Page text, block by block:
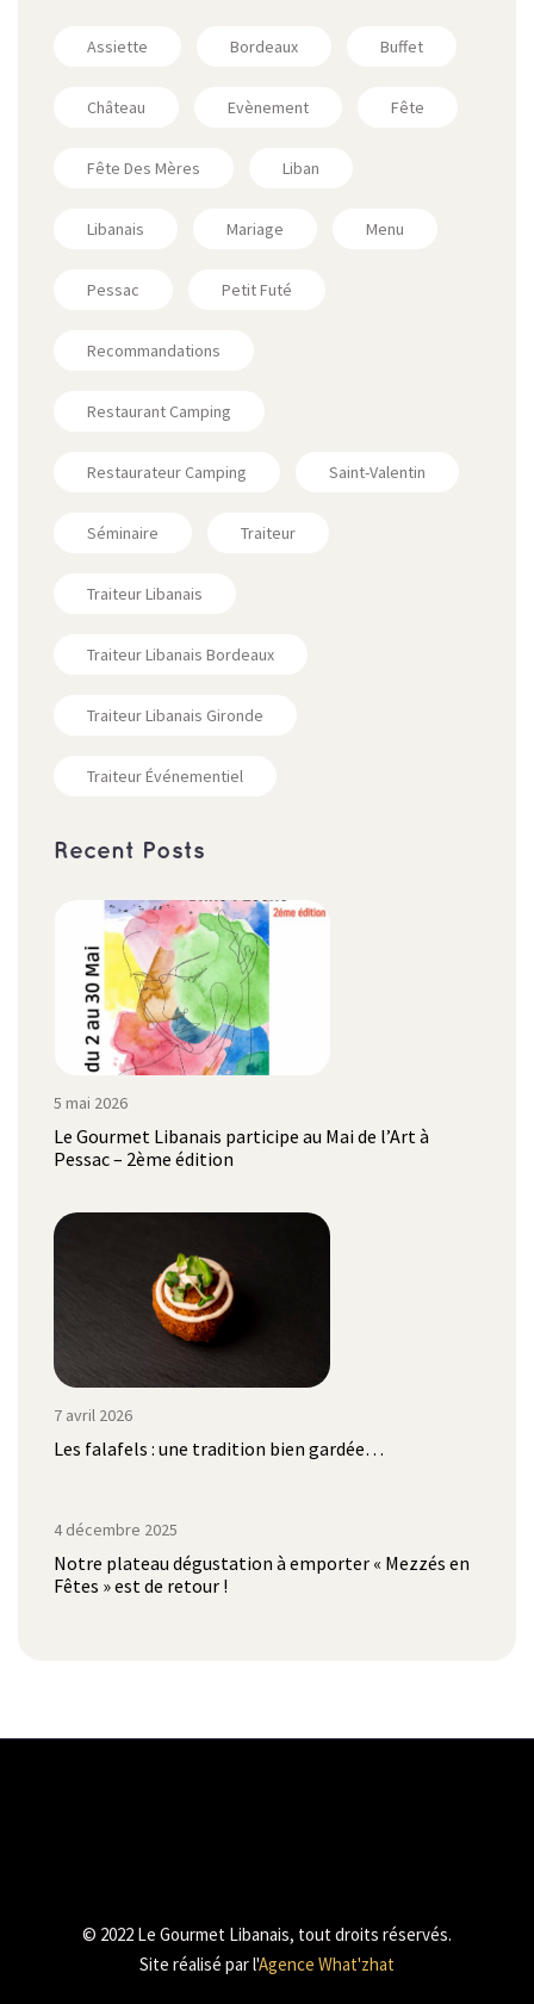
Assiette Bordeaux Buffet
Château Evènement Fête
Fête Des Mères Liban
Libanais Mariage Menu
Pessac Petit Futé
Recommandations
Restaurant Camping
Restaurateur Camping Saint-Valentin
Séminaire Traiteur
Traiteur Libanais
Traiteur Libanais Bordeaux
Traiteur Libanais Gironde
Traiteur Événementiel
Recent Posts
5 mai 2026
Le Gourmet Libanais participe au Mai de l’Art à
Pessac – 2ème édition
7 avril 2026
Les falafels : une tradition bien gardée…
4 décembre 2025
Notre plateau dégustation à emporter « Mezzés en
Fêtes » est de retour !
© 2022 Le Gourmet Libanais, tout droits réservés.
Site réalisé par l'Agence What'zhat